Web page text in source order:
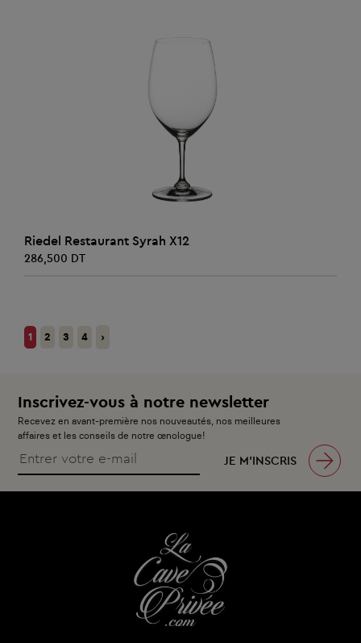
AJOUTER AU PANIER
Riedel Restaurant Syrah X12
286,500 DT
1 2 3 4 ›
Inscrivez-vous à notre newsletter
Recevez en avant-première nos nouveautés, nos meilleures
affaires et les conseils de notre œnologue!
JE M’INSCRIS